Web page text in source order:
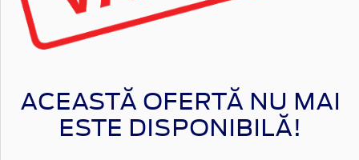
ACEASTĂ OFERTĂ NU MAI
ESTE DISPONIBILĂ!